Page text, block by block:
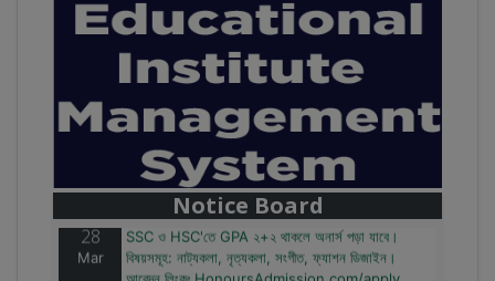
Notice Board
বাজেটের মধ্যে প্রাইভেট ইউনিভার্সিটিতে অনার্স পড়ার সুযোগ।
২০টির অধিক বিষয়, ৪ বছরে মোট খরচ ২ লক্ষ থেকে ৫ লক্ষ টাকা।
আবেদন লিংকঃ HonoursAdmission.com/apply
28
Mar
SSC ও HSC'তে GPA ২+২ থাকলে অনার্স পড়া যাবে।
বিষয়সমূহ: নাট্যকলা, নৃত্যকলা, সংগীত, ফ্যাশন ডিজাইন।
আবেদন লিংকঃ HonoursAdmission.com/apply